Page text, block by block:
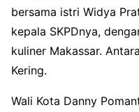
bersama istri Widya
kepala SKPDnya,
kuliner Makassar.
Kering.
Wali Kota Danny